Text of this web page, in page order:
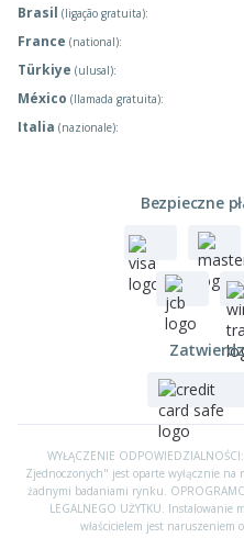
Brasil (ligação gratuita):
France (national):
Türkiye (ulusal):
México (llamada gratuita):
Italia (nazionale):
Bezpieczne
WYŁĄCZENIE
Zjednoczonych" jest oparte wyłącznie
żadnymi badaniami rynku.
LEGALNEGO UŻYTKU.
właścicielem jest naruszeniem